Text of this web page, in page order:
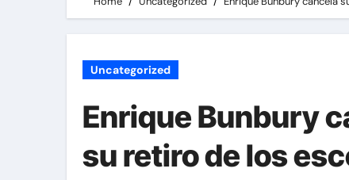
Uncategorized
Enrique Bunbury
su retiro de los